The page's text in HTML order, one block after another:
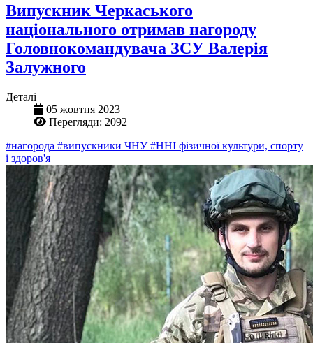
Випускник Черкаського
національного отримав нагороду
Головнокомандувача ЗСУ Валерія
Залужного
Деталі
05 жовтня 2023
Перегляди: 2092
#нагорода #випускники ЧНУ#ННІ фізичної культури, спорту
і здоров'я